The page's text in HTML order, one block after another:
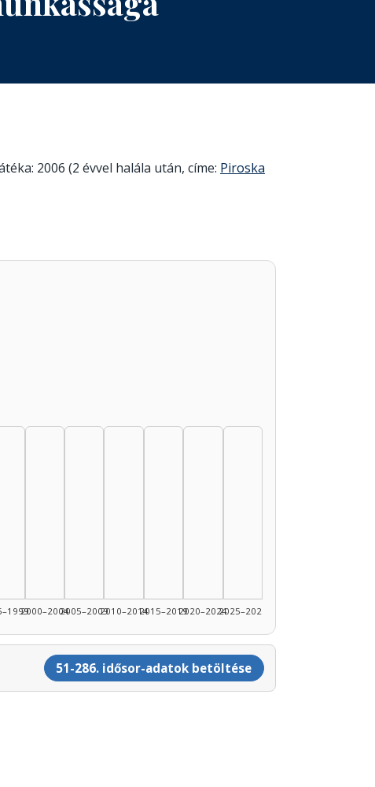
2006 (2 évvel halála után, címe: Piroska
2000–20042005–20092010–20142015–20192020–20242025–2026
51-286. idősor-adatok betöltése